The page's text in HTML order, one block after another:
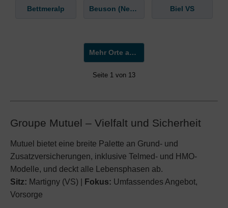
Bettmeralp Beuson (Nendaz) Biel VS
Mehr Orte anzeigen »
Seite 1 von 13
Groupe Mutuel – Vielfalt und Sicherheit
Mutuel bietet eine breite Palette an Grund- und
Zusatzversicherungen, inklusive Telmed- und HMO-
Modelle, und deckt alle Lebensphasen ab.
Sitz: Martigny (VS) | Fokus: Umfassendes Angebot,
Vorsorge